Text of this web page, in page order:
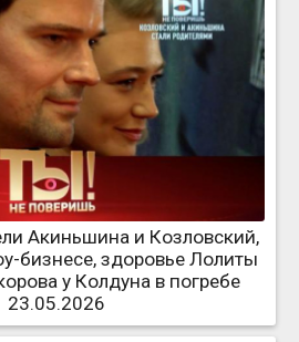
Акиньшина и Козловский,
бизнесе, здоровье Лолиты
у Колдуна в погребе
23.05.2026